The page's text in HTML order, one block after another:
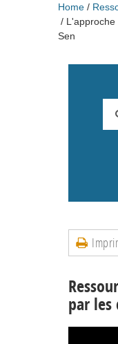
Home
L'approche
Sen
par les